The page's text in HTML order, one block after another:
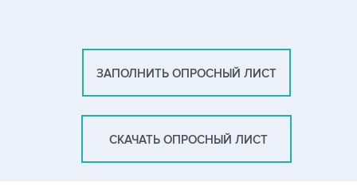
ЗАПОЛНИТЬ ОПРОСНЫЙ ЛИСТ
СКАЧАТЬ ОПРОСНЫЙ ЛИСТ